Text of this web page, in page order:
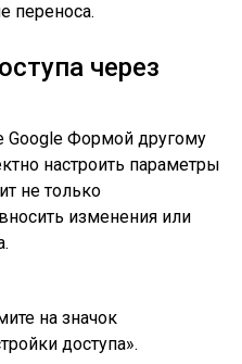
переноса.
через
Google Формой другому
настроить параметры
не только
изменения или
на значок
доступа».